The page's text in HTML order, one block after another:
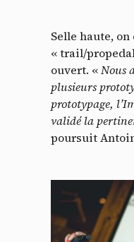
Selle haute, on
« trail/
ouvert. «Nous
plusieurs
prototypage,
validé la
poursuit